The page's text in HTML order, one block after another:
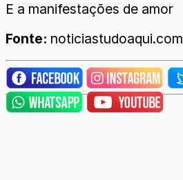
E a manifestações de amor
Fonte: noticiastudoaqui.com